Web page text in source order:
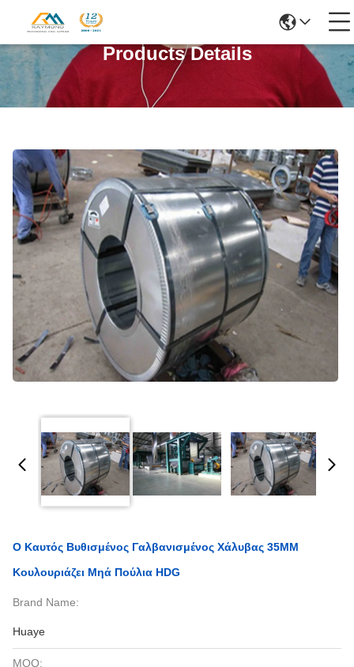
Products Details
Ο Καυτός Βυθισμένος Γαλβανισμένος Χάλυβας 35MM
Κουλουριάζει Μηά Πούλια HDG
Brand Name:
Huaye
MOQ: